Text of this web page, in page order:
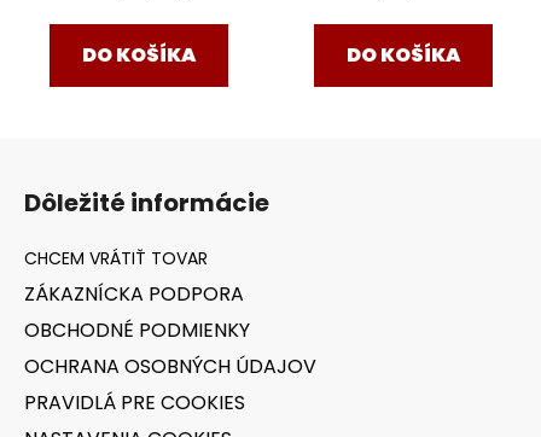
DO KOŠÍKA DO KOŠÍKA
Dôležité informácie
ZÁKAZNÍCKA PODPORA
OBCHODNÉ PODMIENKY
OCHRANA OSOBNÝCH ÚDAJOV
PRAVIDLÁ PRE COOKIES